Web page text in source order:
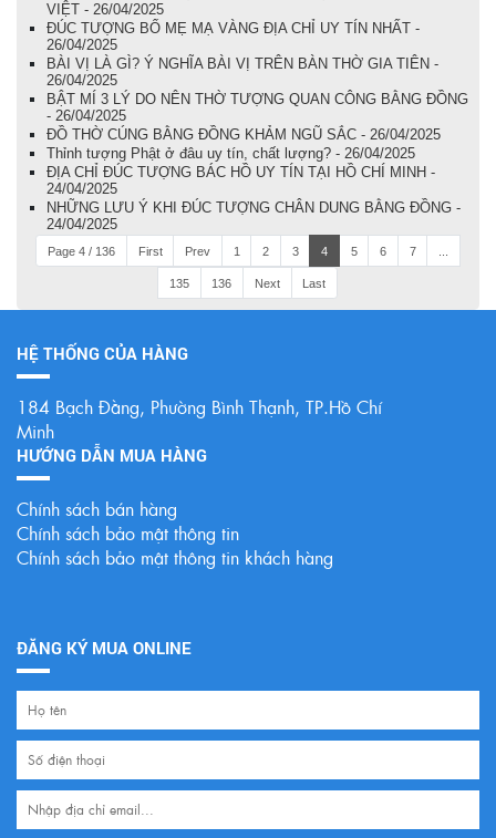
VIỆT - 26/04/2025
ĐÚC TƯỢNG BỐ MẸ MẠ VÀNG ĐỊA CHỈ UY TÍN NHẤT -
26/04/2025
BÀI VỊ LÀ GÌ? Ý NGHĨA BÀI VỊ TRÊN BÀN THỜ GIA TIÊN -
26/04/2025
BẬT MÍ 3 LÝ DO NÊN THỜ TƯỢNG QUAN CÔNG BẰNG ĐỒNG
- 26/04/2025
ĐỒ THỜ CÚNG BẰNG ĐỒNG KHẢM NGŨ SẮC - 26/04/2025
Thỉnh tượng Phật ở đâu uy tín, chất lượng? - 26/04/2025
ĐỊA CHỈ ĐÚC TƯỢNG BÁC HỒ UY TÍN TẠI HỒ CHÍ MINH -
24/04/2025
NHỮNG LƯU Ý KHI ĐÚC TƯỢNG CHÂN DUNG BẰNG ĐỒNG -
24/04/2025
Page 4 / 136 First Prev 1 2 3 4 5 6 7
135 136 Next Last
HỆ THỐNG CỦA HÀNG
184 Bạch Đằng, Phường Bình Thạnh, TP.Hồ Chí
Minh
HƯỚNG DẪN MUA HÀNG
Chính sách bán hàng
Chính sách bảo mật thông tin
Chính sách bảo mật thông tin khách hàng
ĐĂNG KÝ MUA ONLINE